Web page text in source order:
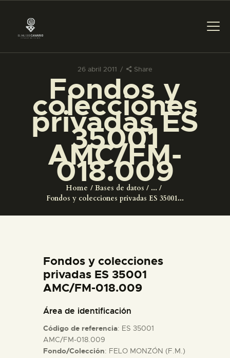
26 abril 2011 Share
Fondos y
colecciones
privadas ES
35001
AMC/FM-
018.009
Home Bases de datos
...
Fondos y colecciones privadas ES 35001...
PREPARAR LA VISITA
ACTIVIDADES
█
EL MUSEO
ESPAÑOL
ACTIVIDADES
Fondos y colecciones
privadas ES 35001
AMC/FM-018.009
Área de identificación
Código de referencia: ES 35001
AMC/FM-018.009
Fondo/Colección: FELO MONZÓN (F.M.)